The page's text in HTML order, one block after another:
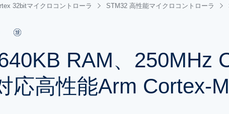
32bitマイクロコントローラ STM32 高性能マイクロコントローラ
RAM、250MHz
応高性能Arm Cortex-